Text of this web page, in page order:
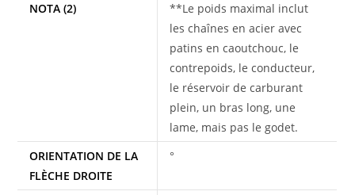
NOTA (2)
**Le poids maximal inclut
les chaînes en acier avec
patins en caoutchouc, le
contrepoids, le conducteur,
le réservoir de carburant
plein, un bras long, une
lame, mais pas le godet.
ORIENTATION DE LA
FLÈCHE DROITE
°